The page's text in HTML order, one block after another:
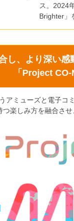
ス。2024
Brighter」
し、より深い
「Project CO-
アミューズと電子
楽しみ方を融合さ